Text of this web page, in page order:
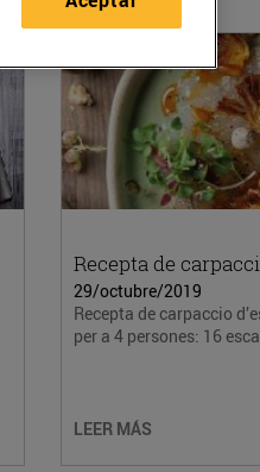
Recepta de
29/octubre/2019
Recepta de carpaccio
per a 4 persones: 16
LEER MÁS